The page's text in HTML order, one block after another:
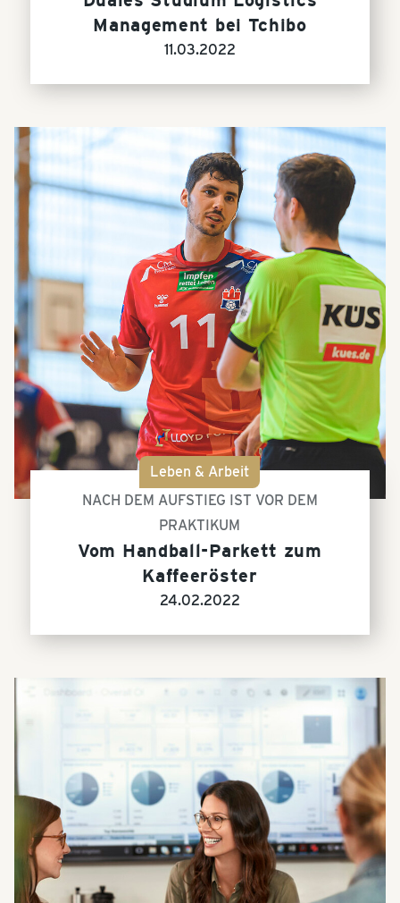
Management bei Tchibo
11.03.2022
Leben & Arbeit
NACH DEM AUFSTIEG IST VOR DEM
PRAKTIKUM
Vom Handball-Parkett zum
Kaffeeröster
24.02.2022